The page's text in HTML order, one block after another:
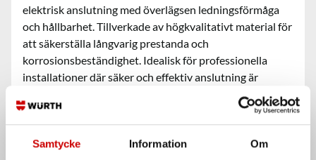
Samtycke Information Om
elektrisk anslutning med överlägsen ledningsförmåga
och hållbarhet. Tillverkade av högkvalitativt material för
att säkerställa långvarig prestanda och
korrosionsbeständighet. Idealisk för professionella
installationer där säker och effektiv anslutning är
avgörande. Enkel att montera och säkerställer en stabil
förbindelse i applikationen.